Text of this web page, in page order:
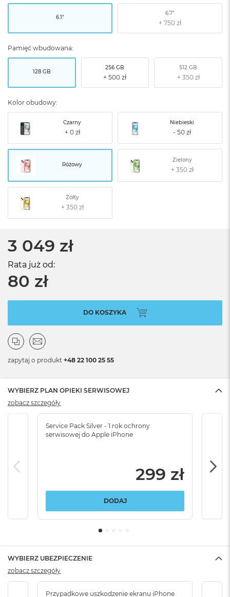
6.1"
6.7"
Pamięć wbudowana:
128 GB
256 GB 512 GB
Kolor obudowy:
Czarny Niebieski
Różowy
Zielony
Żółty
3 049 zł
Rata już od:
80 zł
DO KOSZYKA
zapytaj o produkt +48 22 100 25 55
WYBIERZ PLAN OPIEKI SERWISOWEJ
Service Pack Silver - 1 rok ochrony
serwisowej do Apple iPhone
299 zł
DODAJ
zobacz szczegóły
WYBIERZ UBEZPIECZENIE
Przypadkowe uszkodzenie ekranu iPhone
zobacz szczegóły